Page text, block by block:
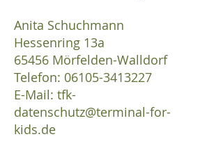
Anita Schuchmann
Hessenring 13a
65456 Mörfelden-Walldorf
Telefon: 06105-3413227
E-Mail: tfk-
datenschutz@terminal-for-
kids.de